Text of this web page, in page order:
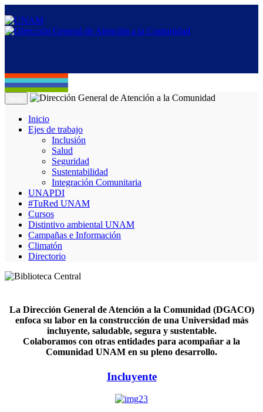
Inicio
Ejes de trabajo
Inclusión
Salud
Seguridad
Sustentabilidad
Integración Comunitaria
UNAPDI
#TuRed UNAM
Cursos
Distintivo ambiental UNAM
Campañas e Información
Climatón
Directorio
La Dirección General de Atención a la Comunidad (DGACO)
enfoca su labor en la construcción de una Universidad más
incluyente, saludable, segura y sustentable.
Colaboramos con otras entidades para acompañar a la
Comunidad UNAM en su pleno desarrollo.
Incluyente